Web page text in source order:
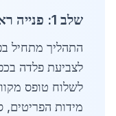
שלב 1: פנייה ראשונית ובקשת הצעת מחיר
התהליך מתחיל
לשלוח טופס